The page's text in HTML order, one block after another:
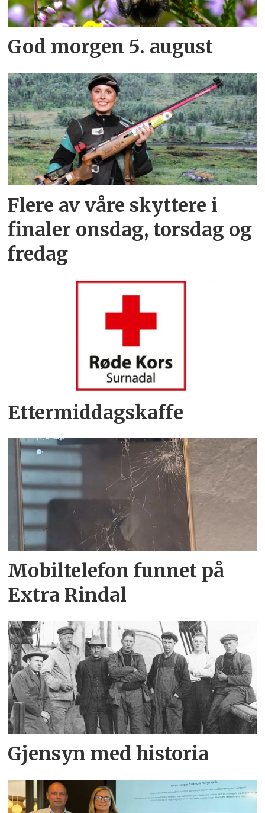
God morgen 5. august
Flere av våre skyttere i
finaler onsdag, torsdag og
fredag
Ettermiddagskaffe
Mobiltelefon funnet på
Extra Rindal
Gjensyn med historia